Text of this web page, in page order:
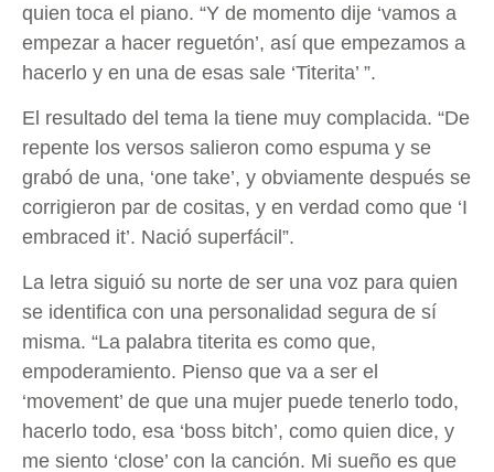
quien toca el piano. “Y de momento dije ‘vamos a
empezar a hacer reguetón’, así que empezamos a
hacerlo y en una de esas sale ‘Titerita’ ”.
El resultado del tema la tiene muy complacida. “De
repente los versos salieron como espuma y se
grabó de una, ‘one take’, y obviamente después se
corrigieron par de cositas, y en verdad como que ‘I
embraced it’. Nació superfácil”.
La letra siguió su norte de ser una voz para quien
se identifica con una personalidad segura de sí
misma. “La palabra titerita es como que,
empoderamiento. Pienso que va a ser el
‘movement’ de que una mujer puede tenerlo todo,
hacerlo todo, esa ‘boss bitch’, como quien dice, y
me siento ‘close’ con la canción. Mi sueño es que